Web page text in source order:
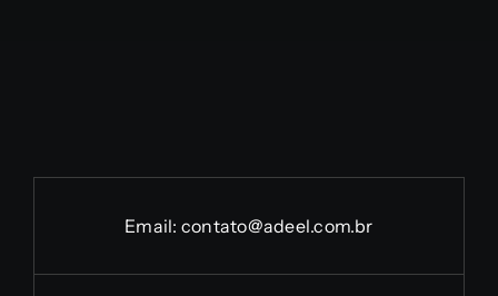
Email: contato@adeel.com.br